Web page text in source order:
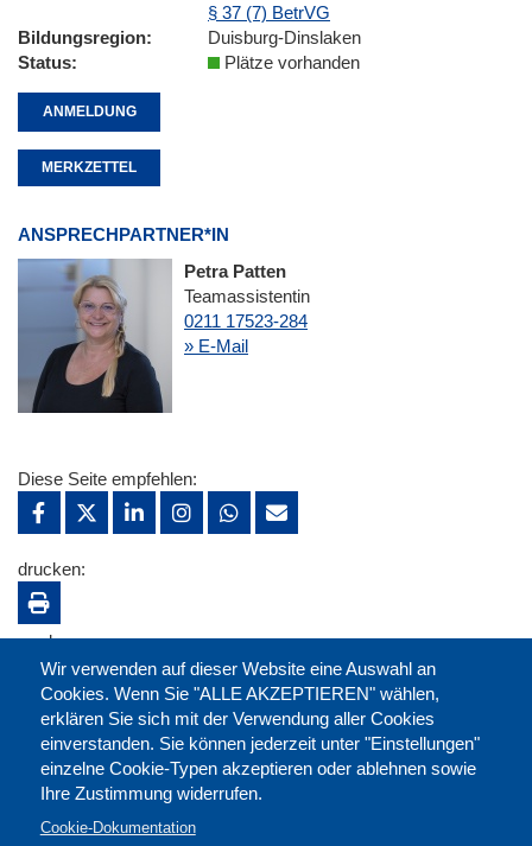
§ 37 (7) BetrVG
Bildungsregion
Duisburg-Dinslaken
Status
Plätze vorhanden
ANMELDUNG
MERKZETTEL
ANSPRECHPARTNER*IN
Petra Patten
Teamassistentin
0211 17523-284
» E-Mail
Wir verwenden auf dieser Website eine Auswahl an
Cookies. Wenn Sie "ALLE AKZEPTIEREN" wählen,
erklären Sie sich mit der Verwendung aller Cookies
einverstanden. Sie können jederzeit unter "Einstellungen"
einzelne Cookie-Typen akzeptieren oder ablehnen sowie
Ihre Zustimmung widerrufen.
Cookie-Dokumentation
Diese Seite empfehlen:
drucken:
merken: